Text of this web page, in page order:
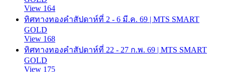
View 164
ทิศทางทองคำสัปดาห์ที่ 2 - 6 มี.ค. 69 | MTS SMART
GOLD
View 168
ทิศทางทองคำสัปดาห์ที่ 22 - 27 ก.พ. 69 | MTS SMART
GOLD
View 175